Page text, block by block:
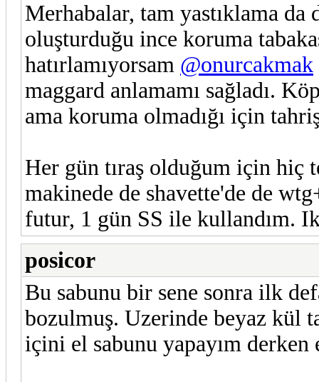
Merhabalar, tam yastıklama
oluşturduğu ince koruma
hatırlamıyorsam @onurcakmak
maggard anlamamı sağladı.
ama koruma olmadığı için
Her gün tıraş olduğum için hiç
makinede de shavette'de de
futur, 1 gün SS ile kullandım.
posicor
Bu sabunu bir sene sonra ilk
bozulmuş. Uzerinde beyaz kül
içini el sabunu yapayım